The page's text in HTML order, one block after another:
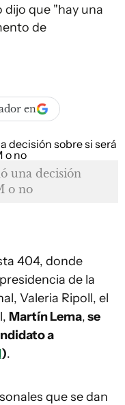
que "hay una
de
en
una decisión
o no
404, donde
de la
Valeria Ripoll, el
Martín Lema,se
a
).
que se dan